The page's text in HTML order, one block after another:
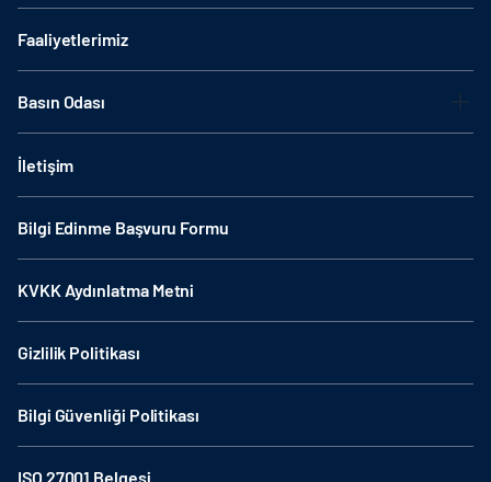
Faaliyetlerimiz
Basın Odası
İletişim
Bilgi Edinme Başvuru Formu
KVKK Aydınlatma Metni
Gizlilik Politikası
Bilgi Güvenliği Politikası
ISO 27001 Belgesi